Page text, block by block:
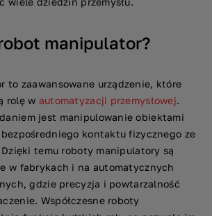
manipulator?
to zaawansowane urządzenie, które
rolę w automatyzacji przemysłowej.
jest manipulowanie obiektami
kontaktu fizycznego ze
temu roboty manipulatory są
w fabrykach i na automatycznych
gdzie precyzja i powtarzalność
Współczesne roboty